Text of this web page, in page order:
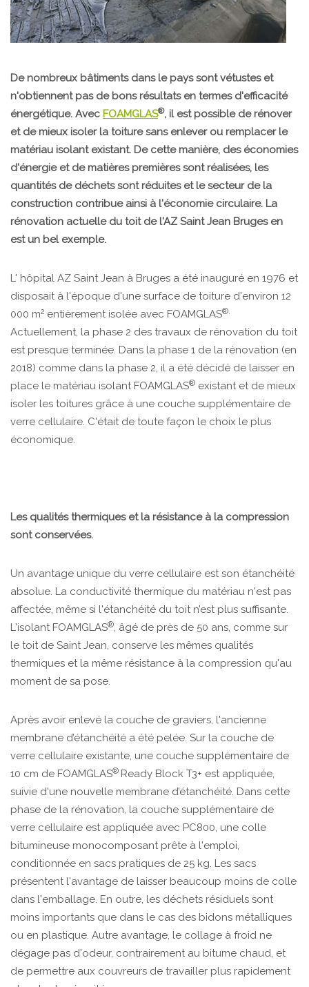
De nombreux bâtiments dans le pays sont vétustes et
n'obtiennent pas de bons résultats en termes d'efficacité
énergétique. Avec FOAMGLAS®, il est possible de rénover
et de mieux isoler la toiture sans enlever ou remplacer le
matériau isolant existant. De cette manière, des économies
d'énergie et de matières premières sont réalisées, les
quantités de déchets sont réduites et le secteur de la
construction contribue ainsi à l'économie circulaire. La
rénovation actuelle du toit de l'AZ Saint Jean Bruges en
est un bel exemple.
L' hôpital AZ Saint Jean à Bruges a été inauguré en 1976 et
disposait à l'époque d'une surface de toiture d'environ 12
000 m2 entièrement isolée avec FOAMGLAS®.
Actuellement, la phase 2 des travaux de rénovation du toit
est presque terminée. Dans la phase 1 de la rénovation (en
2018) comme dans la phase 2, il a été décidé de laisser en
place le matériau isolant FOAMGLAS® existant et de mieux
isoler les toitures grâce à une couche supplémentaire de
verre cellulaire. C'était de toute façon le choix le plus
économique.
Les qualités thermiques et la résistance à la compression
sont conservées.
Un avantage unique du verre cellulaire est son étanchéité
absolue. La conductivité thermique du matériau n'est pas
affectée, même si l'étanchéité du toit n’est plus suffisante.
L'isolant FOAMGLAS®, âgé de près de 50 ans, comme sur
le toit de Saint Jean, conserve les mêmes qualités
thermiques et la même résistance à la compression qu'au
moment de sa pose.
Après avoir enlevé la couche de graviers, l'ancienne
membrane d’étanchéité a été pelée. Sur la couche de
verre cellulaire existante, une couche supplémentaire de
10 cm de FOAMGLAS® Ready Block T3+ est appliquée,
suivie d'une nouvelle membrane d’étanchéité. Dans cette
phase de la rénovation, la couche supplémentaire de
verre cellulaire est appliquée avec PC800, une colle
bitumineuse monocomposant prête à l'emploi,
conditionnée en sacs pratiques de 25 kg. Les sacs
présentent l'avantage de laisser beaucoup moins de colle
dans l'emballage. En outre, les déchets résiduels sont
moins importants que dans le cas des bidons métalliques
ou en plastique. Autre avantage, le collage à froid ne
dégage pas d'odeur, contrairement au bitume chaud, et
de permettre aux couvreurs de travailler plus rapidement